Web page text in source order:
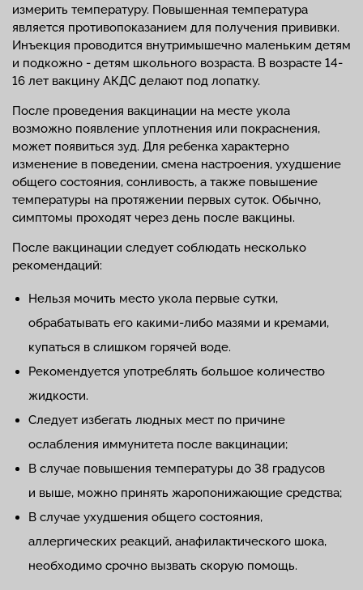
измерить температуру. Повышенная температура
является противопоказанием для получения прививки.
Инъекция проводится внутримышечно маленьким детям
и подкожно - детям школьного возраста. В возрасте 14-
16 лет вакцину АКДС делают под лопатку.
После проведения вакцинации на месте укола
возможно появление уплотнения или покраснения,
может появиться зуд. Для ребенка характерно
изменение в поведении, смена настроения, ухудшение
общего состояния, сонливость, а также повышение
температуры на протяжении первых суток. Обычно,
симптомы проходят через день после вакцины.
После вакцинации следует соблюдать несколько
рекомендаций:
Нельзя мочить место укола первые сутки,
обрабатывать его какими-либо мазями и кремами,
купаться в слишком горячей воде.
Рекомендуется употреблять большое количество
жидкости.
Следует избегать людных мест по причине
ослабления иммунитета после вакцинации;
В случае повышения температуры до 38 градусов
и выше, можно принять жаропонижающие средства;
В случае ухудшения общего состояния,
аллергических реакций, анафилактического шока,
необходимо срочно вызвать скорую помощь.